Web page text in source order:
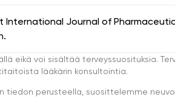
International Journal of
eikä voi sisältää terveyssuosituksia.
lääkärin konsultointia.
tiedon perusteella, suosittelemme